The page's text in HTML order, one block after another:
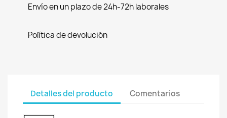
Envío en un plazo de 24h-72h laborales
Política de devolución
Detalles del producto Comentarios